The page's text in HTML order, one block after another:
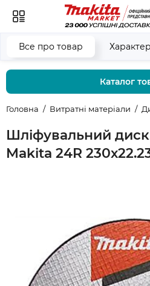
Каталог
Головна Витратні матеріали
Шліфувальний
Makita 24R
Все про товар